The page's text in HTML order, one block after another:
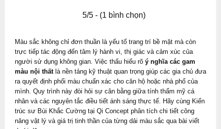
5/5 - (1 bình chọn)
Màu sắc không chỉ đơn thuần là yếu tố trang trí bề mặt mà còn
trực tiếp tác động đến tâm lý hành vi, thị giác và cảm xúc của
người sử dụng không gian. Việc thấu hiểu rõ ý nghĩa các gam
màu nội thất là nền tảng kỹ thuật quan trọng giúp các gia chủ đưa
ra quyết định phối màu chuẩn xác cho căn hộ hoặc nhà phố của
mình. Quy trình này đòi hỏi sự cân bằng giữa tính thẩm mỹ cá
nhân và các nguyên tắc điều tiết ánh sáng thực tế. Hãy cùng Kiến
trúc sư Bùi Khắc Cường tại Qi Concept phân tích chi tiết công
năng vật lý và giá trị tinh thần của từng dải màu sắc qua bài viết